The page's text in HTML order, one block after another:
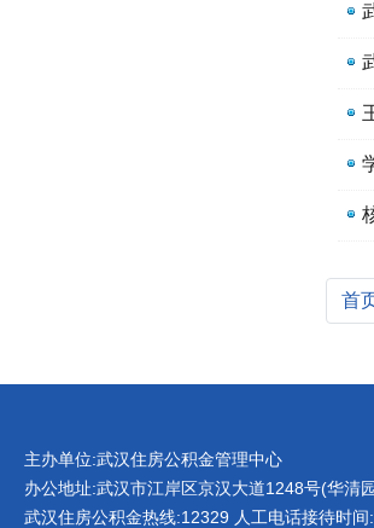
首
主办单位:武汉住房公积金管理中心
办公地址:武汉市江岸区京汉大道1248号(华清
武汉住房公积金热线:12329 人工电话接待时